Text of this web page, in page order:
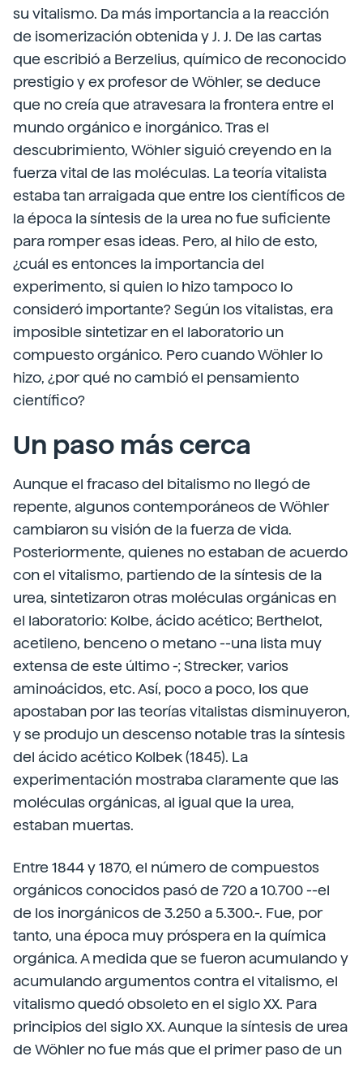
su vitalismo. Da más importancia a la reacción
de isomerización obtenida y J. J. De las cartas
que escribió a Berzelius, químico de reconocido
prestigio y ex profesor de Wöhler, se deduce
que no creía que atravesara la frontera entre el
mundo orgánico e inorgánico. Tras el
descubrimiento, Wöhler siguió creyendo en la
fuerza vital de las moléculas. La teoría vitalista
estaba tan arraigada que entre los científicos de
la época la síntesis de la urea no fue suficiente
para romper esas ideas. Pero, al hilo de esto,
¿cuál es entonces la importancia del
experimento, si quien lo hizo tampoco lo
consideró importante? Según los vitalistas, era
imposible sintetizar en el laboratorio un
compuesto orgánico. Pero cuando Wöhler lo
hizo, ¿por qué no cambió el pensamiento
científico?
Un paso más cerca
Aunque el fracaso del bitalismo no llegó de
repente, algunos contemporáneos de Wöhler
cambiaron su visión de la fuerza de vida.
Posteriormente, quienes no estaban de acuerdo
con el vitalismo, partiendo de la síntesis de la
urea, sintetizaron otras moléculas orgánicas en
el laboratorio: Kolbe, ácido acético; Berthelot,
acetileno, benceno o metano --una lista muy
extensa de este último -; Strecker, varios
aminoácidos, etc. Así, poco a poco, los que
apostaban por las teorías vitalistas disminuyeron,
y se produjo un descenso notable tras la síntesis
del ácido acético Kolbek (1845). La
experimentación mostraba claramente que las
moléculas orgánicas, al igual que la urea,
estaban muertas.
Entre 1844 y 1870, el número de compuestos
orgánicos conocidos pasó de 720 a 10.700 --el
de los inorgánicos de 3.250 a 5.300.-. Fue, por
tanto, una época muy próspera en la química
orgánica. A medida que se fueron acumulando y
acumulando argumentos contra el vitalismo, el
vitalismo quedó obsoleto en el siglo XX. Para
principios del siglo XX. Aunque la síntesis de urea
de Wöhler no fue más que el primer paso de un